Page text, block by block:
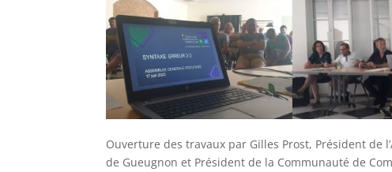
Ouverture des travaux par Gilles Prost, Président de
de Gueugnon et Président de la Communauté de